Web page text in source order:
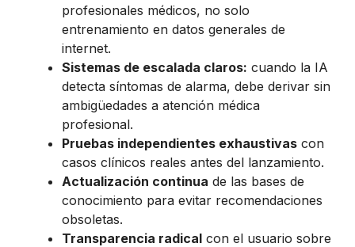
profesionales médicos, no solo
entrenamiento en datos generales de
internet.
Sistemas de escalada claros: cuando la IA
detecta síntomas de alarma, debe derivar sin
ambigüedades a atención médica
profesional.
Pruebas independientes exhaustivas con
casos clínicos reales antes del lanzamiento.
Actualización continua de las bases de
conocimiento para evitar recomendaciones
obsoletas.
Transparencia radical con el usuario sobre